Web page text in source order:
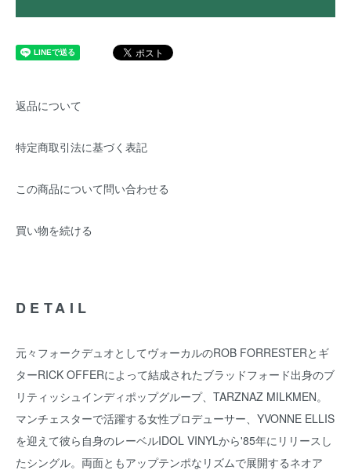
返品について
特定商取引法に基づく表記
この商品について問い合わせる
買い物を続ける
DETAIL
元々フォークデュオとしてヴォーカルのROB FORRESTERとギ
ターRICK OFFERによって結成されたブラッドフォード出身のブ
リティッシュインディポップグループ、TARZNAZ MILKMEN。
マンチェスターで活躍する女性プロデューサー、YVONNE ELLIS
を迎えて彼ら自身のレーベルIDOL VINYLから'85年にリリースし
たシングル。両面ともアップテンポなリズムで展開するネオア